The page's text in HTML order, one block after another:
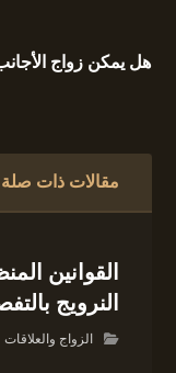
هل يمكن زواج
مقالات ذات صلة
القوانين
النرويج
الزواج والعلاقات